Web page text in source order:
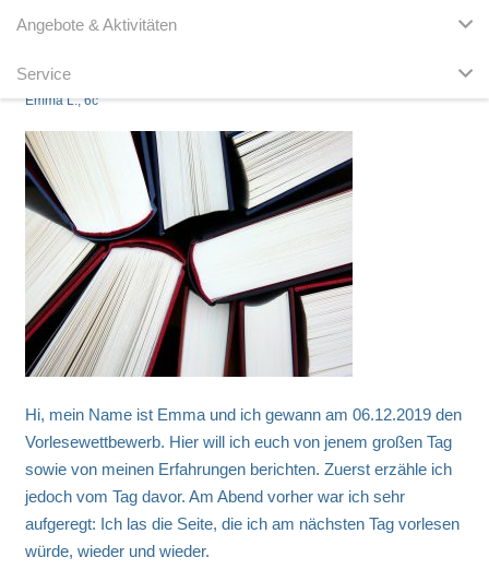
Angebote & Aktivitäten
Service
Emma L., 6c
Hi, mein Name ist Emma und ich gewann am 06.12.2019 den
Vorlesewettbewerb. Hier will ich euch von jenem großen Tag
sowie von meinen Erfahrungen berichten. Zuerst erzähle ich
jedoch vom Tag davor. Am Abend vorher war ich sehr
aufgeregt: Ich las die Seite, die ich am nächsten Tag vorlesen
würde, wieder und wieder.